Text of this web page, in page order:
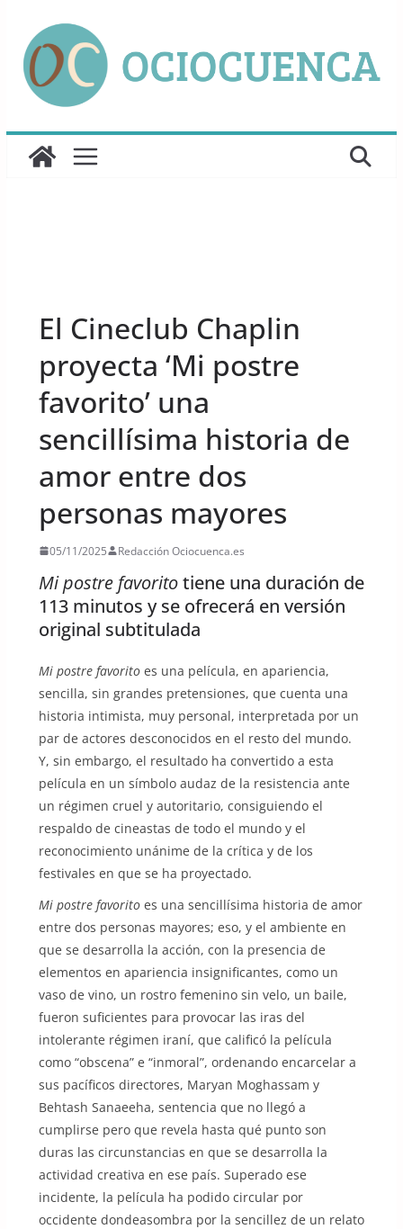
contenido
El Cineclub Chaplin
proyecta ‘Mi postre
favorito’ una
sencillísima historia de
amor entre dos
personas mayores
05/11/2025 Redacción Ociocuenca.es
Mi postre favoritotiene una duración de
113 minutos y se ofrecerá en versión
original subtitulada
Mi postre favoritoes una película, en apariencia,
sencilla, sin grandes pretensiones, que cuenta una
historia intimista, muy personal, interpretada por un
par de actores desconocidos en el resto del mundo.
Y, sin embargo, el resultado ha convertido a esta
película en un símbolo audaz de la resistencia ante
un régimen cruel y autoritario, consiguiendo el
respaldo de cineastas de todo el mundo y el
reconocimiento unánime de la crítica y de los
festivales en que se ha proyectado.
Mi postre favoritoes una sencillísima historia de amor
entre dos personas mayores; eso, y el ambiente en
que se desarrolla la acción, con la presencia de
elementos en apariencia insignificantes, como un
vaso de vino, un rostro femenino sin velo, un baile,
fueron suficientes para provocar las iras del
intolerante régimen iraní, que calificó la película
como “obscena” e “inmoral”, ordenando encarcelar a
sus pacíficos directores, Maryan Moghassam y
Behtash Sanaeeha, sentencia que no llegó a
cumplirse pero que revela hasta qué punto son
duras las circunstancias en que se desarrolla la
actividad creativa en ese país. Superado ese
incidente, la película ha podido circular por
occidente dondeasombra por la sencillez de un relato